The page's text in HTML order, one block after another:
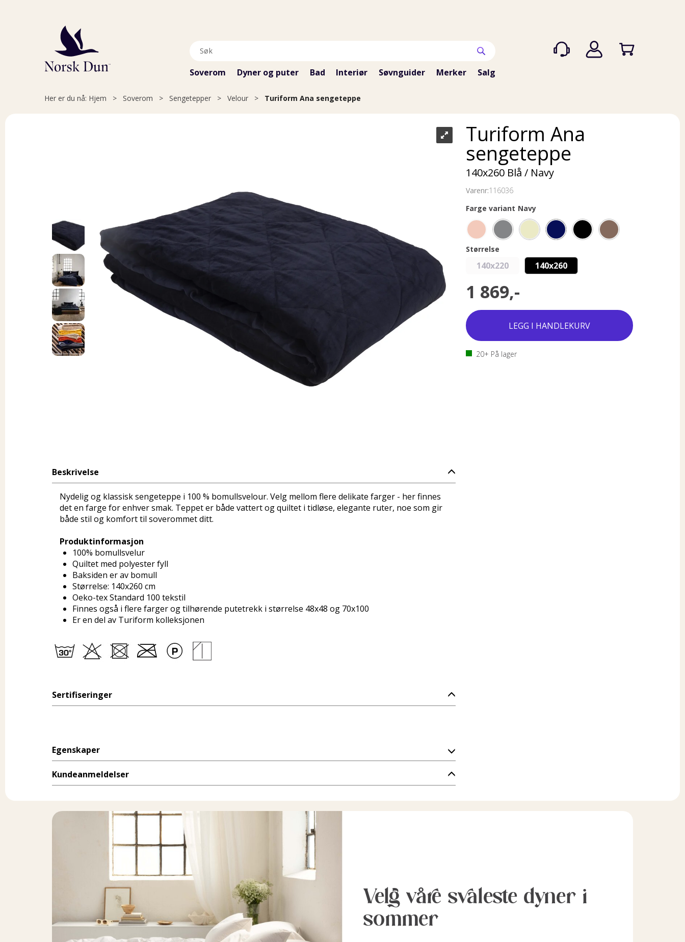
Soverom Dyner og puter Bad Interiør Søvnguider Merker Salg
Her er du nå: Hjem > Soverom > Sengetepper > Velour > Turiform Ana sengeteppe
Turiform Ana
sengeteppe
140x260 Blå / Navy
Varenr:116036
Farge variant Navy
Størrelse
140x220 140x260
1 869,-
20+ På lager
Beskrivelse
Nydelig og klassisk sengeteppe i 100 % bomullsvelour. Velg mellom flere delikate farger - her finnes
det en farge for enhver smak. Teppet er både vattert og quiltet i tidløse, elegante ruter, noe som gir
både stil og komfort til soverommet ditt.
Produktinformasjon
100% bomullsvelur
Quiltet med polyester fyll
Baksiden er av bomull
Størrelse: 140x260 cm
Oeko-tex Standard 100 tekstil
Finnes også i flere farger og tilhørende putetrekk i størrelse 48x48 og 70x100
Er en del av Turiform kolleksjonen
Sertifiseringer
Egenskaper
Kundeanmeldelser
Velg våre svaleste dyner i
sommer